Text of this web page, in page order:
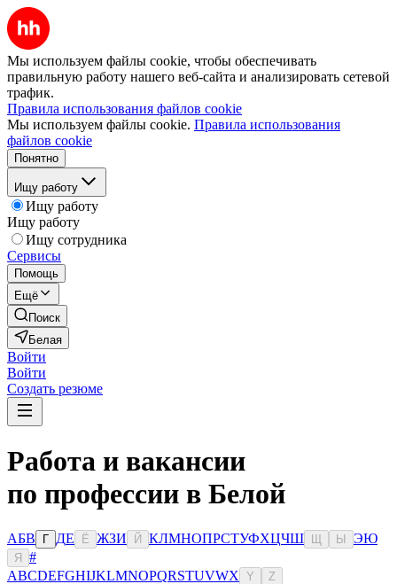
Мы используем файлы cookie, чтобы обеспечивать
правильную работу нашего веб-сайта и анализировать сетевой
трафик.
Правила использования файлов cookie
Мы используем файлы cookie. Правила использования
файлов cookie
Понятно
Ищу работу
Ищу работу
Ищу работу
Ищу сотрудника
Сервисы
Помощь
Ещё
Поиск
Белая
Войти
Войти
Создать резюме
Работа и вакансии
по профессии в Белой
АБВ Г ДЕ Ё ЖЗИ Й КЛМНОПРСТУФХЦЧШ Ы ЭЮ
Я
#
ABCDEFGHIJKLMNOPQRSTUVWX Y Z